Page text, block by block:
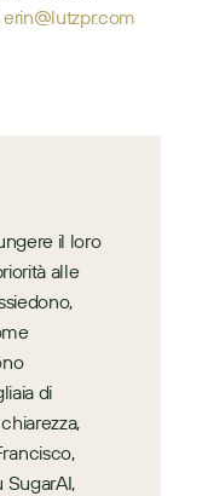
erin@lutzpr.com
il loro
alle
di
SugarAI,